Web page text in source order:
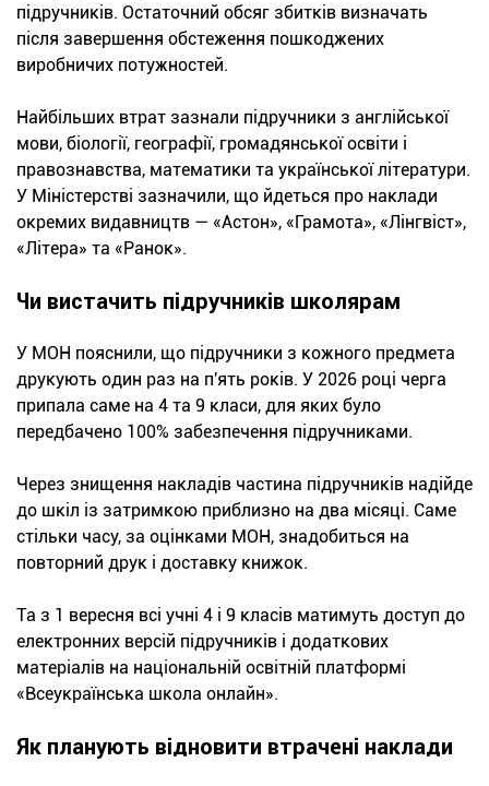
підручників. Остаточний обсяг збитків визначать
після завершення обстеження пошкоджених
виробничих потужностей.
Найбільших втрат зазнали підручники з англійської
мови, біології, географії, громадянської освіти і
правознавства, математики та української літератури.
У Міністерстві зазначили, що йдеться про наклади
окремих видавництв — «Астон», «Грамота», «Лінгвіст»,
«Літера» та «Ранок».
Чи вистачить підручників школярам
У МОН пояснили, що підручники з кожного предмета
друкують один раз на п'ять років. У 2026 році черга
припала саме на 4 та 9 класи, для яких було
передбачено 100% забезпечення підручниками.
Через знищення накладів частина підручників надійде
до шкіл із затримкою приблизно на два місяці. Саме
стільки часу, за оцінками МОН, знадобиться на
повторний друк і доставку книжок.
Та з 1 вересня всі учні 4 і 9 класів матимуть доступ до
електронних версій підручників і додаткових
матеріалів на національній освітній платформі
«Всеукраїнська школа онлайн».
Як планують відновити втрачені наклади